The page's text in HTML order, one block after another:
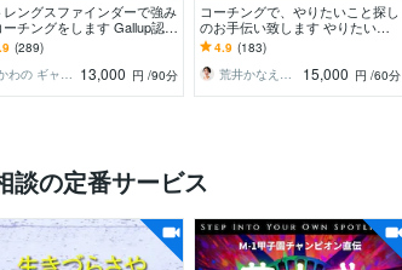
レングスファインダーで強み
チングをします Gallup認定
ングスコーチによるオンラ
ーチング
(289)
かわの ギャラップ認定ストレングスコーチ 13,000 円 /90分
コーチングで、やりたいこと探し
のお手伝い致します やりたいこ
と分からないけど、楽しく仕事し
たい！を支援します！
4.9 (183)
荒井かなえ＊コーチング
15,000 円 /60分
談の定番サービス